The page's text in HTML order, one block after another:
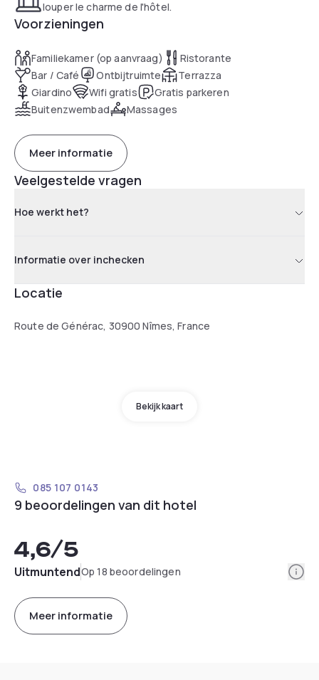
louper le charme de l'hôtel.
Voorzieningen
Familiekamer (op aanvraag)
Ristorante
Bar / Café
Ontbijtruimte
Terrazza
Giardino
Wifi gratis
Gratis parkeren
Buitenzwembad
Massages
Meer informatie
Veelgestelde vragen
Hoe werkt het?
Informatie over inchecken
Locatie
Route de Générac, 30900 Nîmes, France
Bekijk kaart
085 107 0143
9 beoordelingen van dit hotel
4,6/5
UitmuntendOp 18 beoordelingen
Meer informatie